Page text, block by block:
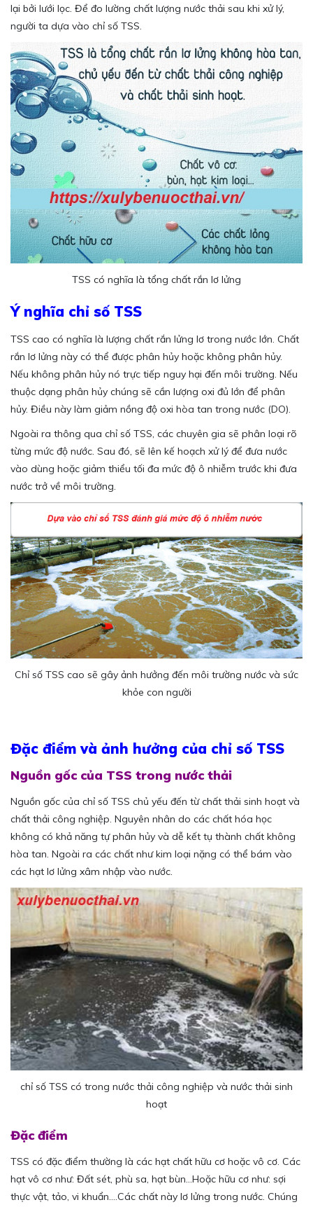
lại bởi lưới lọc. Để đo lường chất lượng nước thải sau khi xử lý,
người ta dựa vào chỉ số TSS.
TSS có nghĩa là tổng chất rắn lơ lửng
Ý nghĩa chỉ số TSS
TSS cao có nghĩa là lượng chất rắn lửng lơ trong nước lớn. Chất
rắn lơ lửng này có thể được phân hủy hoặc không phân hủy.
Nếu không phân hủy nó trực tiếp nguy hại đến môi trường. Nếu
thuộc dạng phân hủy chúng sẽ cần lượng oxi đủ lớn để phân
hủy. Điều này làm giảm nồng độ oxi hòa tan trong nước (DO).
Ngoài ra thông qua chỉ số TSS, các chuyên gia sẽ phân loại rõ
từng mức độ nước. Sau đó, sẽ lên kế hoạch xử lý để đưa nước
vào dùng hoặc giảm thiểu tối đa mức độ ô nhiễm trước khi đưa
nước trở về môi trường.
Chỉ số TSS cao sẽ gây ảnh hưởng đến môi trường nước và sức
khỏe con người
Đặc điểm và ảnh hưởng của chỉ số TSS
Nguồn gốc của TSS trong nước thải
Nguồn gốc của chỉ số TSS chủ yếu đến từ chất thải sinh hoạt và
chất thải công nghiệp. Nguyên nhân do các chất hóa học
không có khả năng tự phân hủy và dễ kết tụ thành chất không
hòa tan. Ngoài ra các chất như kim loại nặng có thể bám vào
các hạt lơ lửng xâm nhập vào nước.
chỉ số TSS có trong nước thải công nghiệp và nước thải sinh
hoạt
Đặc điểm
TSS có đặc điểm thường là các hạt chất hữu cơ hoặc vô cơ. Các
hạt vô cơ như: Đất sét, phù sa, hạt bùn…Hoặc hữu cơ như: sợi
thực vật, tảo, vi khuẩn….Các chất này lơ lửng trong nước. Chúng